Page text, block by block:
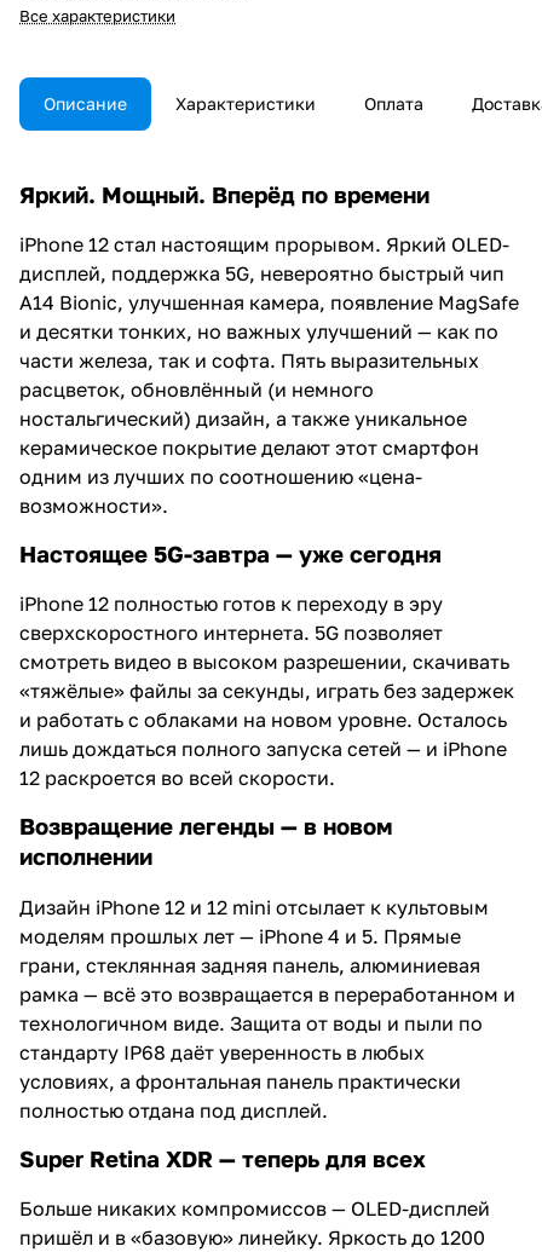
Все характеристики
Описание Характеристики Оплата
Яркий. Мощный. Вперёд по времени
iPhone 12 стал настоящим прорывом. Яркий OLED-
дисплей, поддержка 5G, невероятно быстрый чип
A14 Bionic, улучшенная камера, появление MagSafe
и десятки тонких, но важных улучшений — как по
части железа, так и софта. Пять выразительных
расцветок, обновлённый (и немного
ностальгический) дизайн, а также уникальное
керамическое покрытие делают этот смартфон
одним из лучших по соотношению «цена-
возможности».
Настоящее 5G-завтра — уже сегодня
iPhone 12 полностью готов к переходу в эру
сверхскоростного интернета. 5G позволяет
смотреть видео в высоком разрешении, скачивать
«тяжёлые» файлы за секунды, играть без задержек
и работать с облаками на новом уровне. Осталось
лишь дождаться полного запуска сетей — и iPhone
12 раскроется во всей скорости.
Возвращение легенды — в новом
исполнении
Дизайн iPhone 12 и 12 mini отсылает к культовым
моделям прошлых лет — iPhone 4 и 5. Прямые
грани, стеклянная задняя панель, алюминиевая
рамка — всё это возвращается в переработанном и
технологичном виде. Защита от воды и пыли по
стандарту IP68 даёт уверенность в любых
условиях, а фронтальная панель практически
полностью отдана под дисплей.
Super Retina XDR — теперь для всех
Больше никаких компромиссов — OLED-дисплей
пришёл и в «базовую» линейку. Яркость до 1200